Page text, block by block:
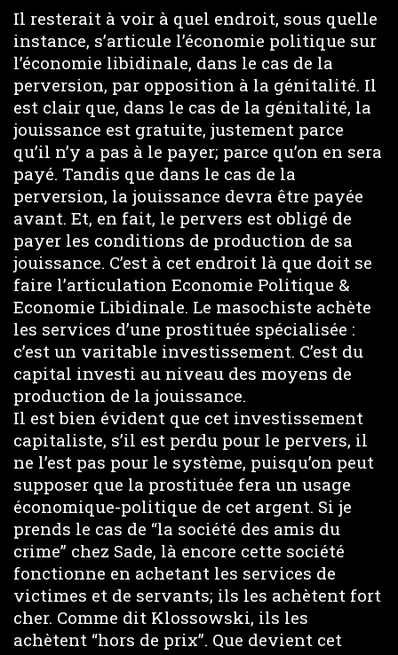
Il resterait à voir à quel endroit, sous quelle
instance, s’articule l’économie politique sur
l’économie libidinale, dans le cas de la
perversion, par opposition à la génitalité. Il
est clair que, dans le cas de la génitalité, la
jouissance est gratuite, justement parce
qu’il n’y a pas à le payer; parce qu’on en sera
payé. Tandis que dans le cas de la
perversion, la jouissance devra être payée
avant. Et, en fait, le pervers est obligé de
payer les conditions de production de sa
jouissance. C’est à cet endroit là que doit se
faire l’articulation Economie Politique &
Economie Libidinale. Le masochiste achète
les services d’une prostituée spécialisée :
c’est un varitable investissement. C’est du
capital investi au niveau des moyens de
production de la jouissance.
Il est bien évident que cet investissement
capitaliste, s’il est perdu pour le pervers, il
ne l’est pas pour le système, puisqu’on peut
supposer que la prostituée fera un usage
économique-politique de cet argent. Si je
prends le cas de “la société des amis du
crime” chez Sade, là encore cette société
fonctionne en achetant les services de
victimes et de servants; ils les achètent fort
cher. Comme dit Klossowski, ils les
achètent “hors de prix”. Que devient cet